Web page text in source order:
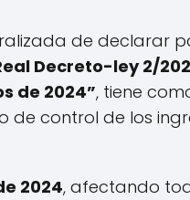
de declarar
Decreto-ley 2/
de 2024”, tiene
control de los
2024, afectando